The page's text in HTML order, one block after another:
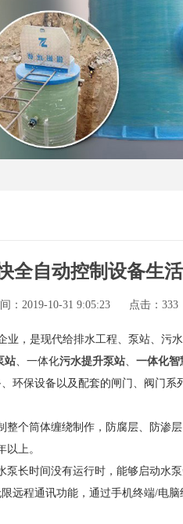
全自动控制设备生
：2019-10-31 9:05:23 点击： 333
，是现代给排水工程、泵站、污
站、一体化污水提升泵站、 一体化智
环保设备以及配套的闸门、阀门系
个筒体缠绕制作，防腐层、防渗
上。
长时间没有运行时，能够启动水
远程通讯功能，通过手机终端/电